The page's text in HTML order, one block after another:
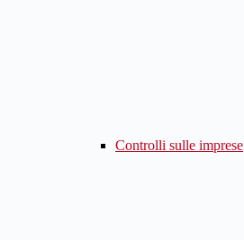
Controlli sulle imprese